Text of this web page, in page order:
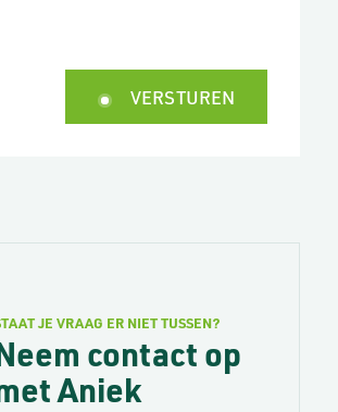
JE VRAAG ER NIET TUSSEN?
contact op
Aniek
VERSTUREN